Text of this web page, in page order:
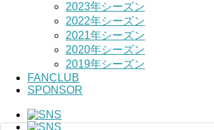
2023年シーズン
2022年シーズン
2021年シーズン
2020年シーズン
2019年シーズン
FANCLUB
SPONSOR